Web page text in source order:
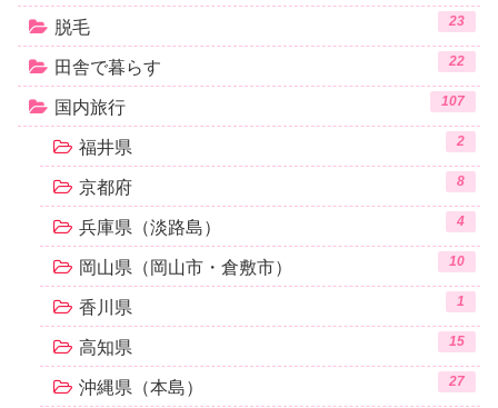
脱毛 23
田舎で暮らす 22
国内旅行 107
福井県 2
京都府 8
兵庫県（淡路島） 4
岡山県（岡山市・倉敷市） 10
香川県 1
高知県 15
沖縄県（本島） 27